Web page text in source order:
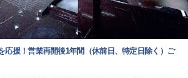
応援！営業再開後1年間（休前日、特定日除く）ご